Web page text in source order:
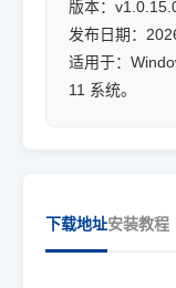
版本：
发布日期：
适用于：
11 系统。
下载地址安装教程